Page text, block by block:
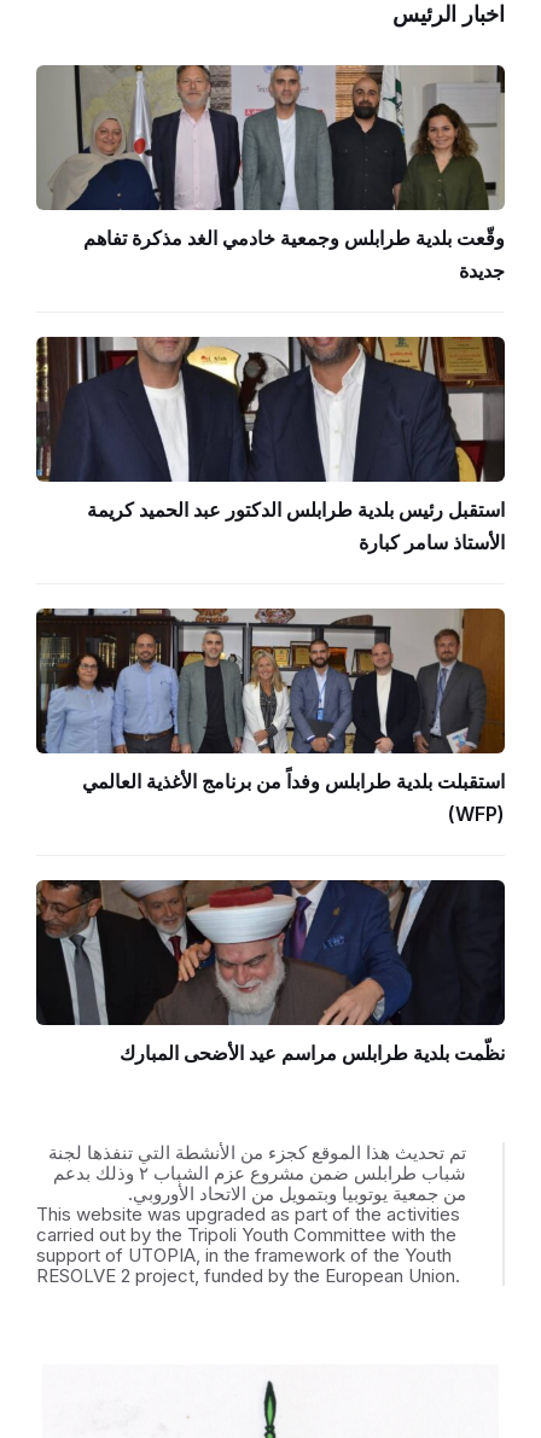
اخبار الرئيس
وقّعت بلدية طرابلس وجمعية خادمي الغد مذكرة تفاهم
جديدة
استقبل رئيس بلدية طرابلس الدكتور عبد الحميد كريمة
الأستاذ سامر كبارة
استقبلت بلدية طرابلس وفداً من برنامج الأغذية العالمي
(WFP)
نظّمت بلدية طرابلس مراسم عيد الأضحى المبارك
تم تحديث هذا الموقع كجزء من الأنشطة التي تنفذها لجنة
شباب طرابلس ضمن مشروع عزم الشباب ٢ وذلك بدعم
من جمعية يوتوبيا وبتمويل من الاتحاد الأوروبي.
This website was upgraded as part of the activities
carried out by the Tripoli Youth Committee with the
support of UTOPIA, in the framework of the Youth
RESOLVE 2 project, funded by the European Union.